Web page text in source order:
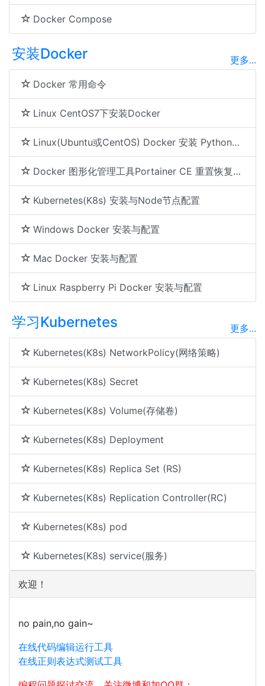
Docker Compose
安装Docker 更多...
Docker 常用命令
Linux CentOS7下安装Docker
Linux(Ubuntu或CentOS) Docker 安装 Python2.7及PIP的Dockerfile文件
Docker 图形化管理工具Portainer CE 重置恢复密码的方法
Kubernetes(K8s) 安装与Node节点配置
Windows Docker 安装与配置
Mac Docker 安装与配置
Linux Raspberry Pi Docker 安装与配置
学习Kubernetes 更多...
Kubernetes(K8s) NetworkPolicy(网络策略)
Kubernetes(K8s) Secret
Kubernetes(K8s) Volume(存储卷)
Kubernetes(K8s) Deployment
Kubernetes(K8s) Replica Set (RS)
Kubernetes(K8s) Replication Controller(RC)
Kubernetes(K8s) pod
Kubernetes(K8s) service(服务)
欢迎！
no pain,no gain~
在线代码编辑运行工具
在线正则表达式测试工具